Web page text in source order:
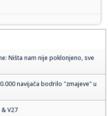
Ništa nam nije poklonjeno, sve
navijača bodrilo "zmajeve" u
& V27